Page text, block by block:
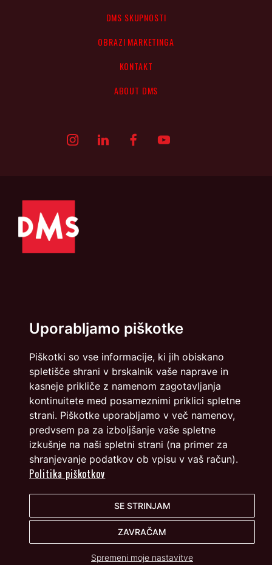
Uporabljamo piškotke
Piškotki so vse informacije, ki jih obiskano
spletišče shrani v brskalnik vaše naprave in
kasneje prikliče z namenom zagotavljanja
kontinuitete med posameznimi priklici spletne
strani. Piškotke uporabljamo v več namenov,
predvsem pa za izboljšanje vaše spletne
izkušnje na naši spletni strani (na primer za
shranjevanje podatkov ob vpisu v vaš račun).
Politika piškotkov
SE STRINJAM
ZAVRAČAM
Spremeni moje nastavitve
DMS SKUPNOSTI
OBRAZI MARKETINGA
KONTAKT
ABOUT DMS
info@dmslo.si
Društvo za marketing Slovenije - DMS | Dimičeva ulica 13 |
1000 Ljubljana
Načrtovanje in izvedba: Vareo